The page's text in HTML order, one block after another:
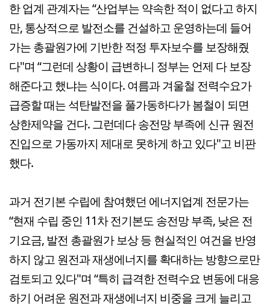
한 업계 관계자는 “산업부는 약속한 적이 없다고 하지
만, 통상적으로 발전소를 건설하고 운영하는데 들어
가는 총괄원가에 기반한 적정 투자보수를 보장해줬
다"며 “그런데 상황이 급변하니 정부는 언제 다 보장
해준다고 했냐는 식이다. 여름과 겨울철 전력수요가
급증할 때는 석탄발전을 풀가동하다가 봄철이 되면
상한제약을 건다. 그런데다 송전망 부족에 신규 원전
진입으로 가동까지 제대로 못하게 하고 있다"고 비판
했다.
과거 전기본 수립에 참여했던 에너지업계 전문가는
“현재 수립 중인 11차 전기본도 송전망 부족, 낮은 전
기요금, 발전 총괄원가 보상 등 현실적인 여건을 반영
하지 않고 원전과 재생에너지를 확대하는 방향으로만
검토되고 있다"며 “특히 급격한 전력수요 변동에 대응
하기 어려운 원전과 재생에너지 비중을 크게 늘리고